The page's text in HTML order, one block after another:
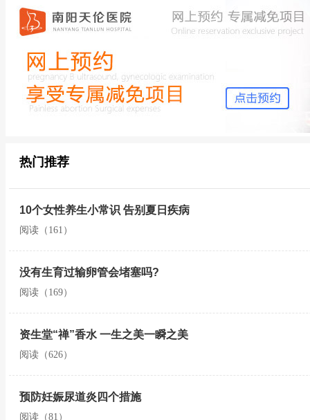
热门推荐
10个女性养生小常识 告别夏日疾病
阅读（161）
没有生育过输卵管会堵塞吗?
阅读（169）
资生堂“禅”香水 一生之美一瞬之美
阅读（626）
预防妊娠尿道炎四个措施
阅读（81）